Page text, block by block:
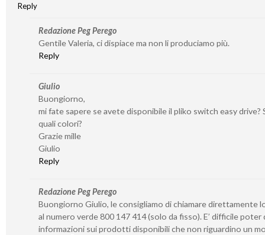
Reply
Redazione Peg Perego
Gentile Valeria, ci dispiace ma non li produciamo più.
Reply
Giulio
Buongiorno,
mi fate sapere se avete disponibile il pliko switch easy drive?
quali colori?
Grazie mille
Giulio
Reply
Redazione Peg Perego
Buongiorno Giulio, le consigliamo di chiamare direttamente
al numero verde 800 147 414 (solo da fisso). E’ difficile poter
informazioni sui prodotti disponibili che non riguardino un